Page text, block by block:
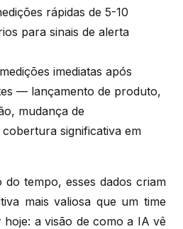
rápidas de 5-10
para sinais de alerta
medições imediatas após
— lançamento de produto,
mudança de
significativa em
do tempo, esses dados criam
mais valiosa que um time
a visão de como a IA vê